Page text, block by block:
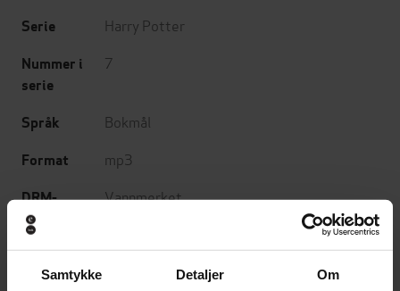
Samtykke Detaljer Om
Serie Harry Potter
Nummer i
serie
7
Språk Bokmål
Format mp3
DRM-
beskyttelse
Vannmerket
ISBN 9781781109984